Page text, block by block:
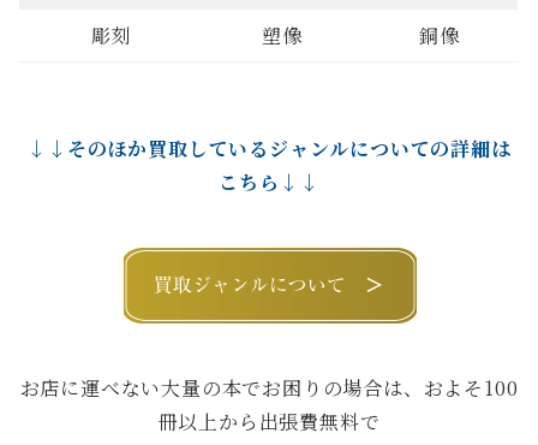
彫刻
塑像 銅像
↓↓そのほか買取しているジャンルについての詳細は
こちら↓↓
お店に運べない大量の本でお困りの場合は、およそ100
冊以上から出張費無料で